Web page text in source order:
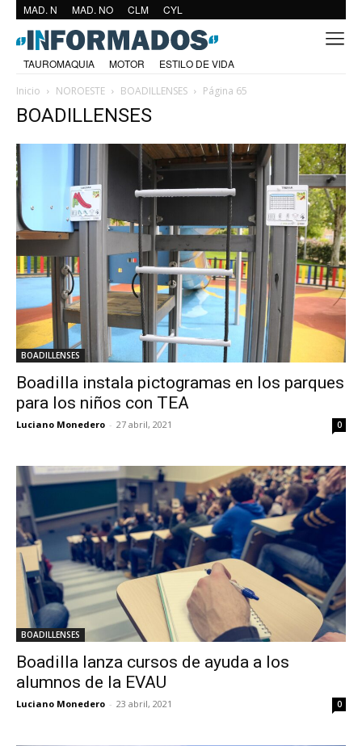
MAD. N MAD. NO CLM CYL
TAUROMAQUIA MOTOR
ESTILO DE VIDA
Inicio
NOROESTE BOADILLENSES Página 65
BOADILLENSES
BOADILLENSES
Boadilla instala pictogramas en los parques
para los niños con TEA
Luciano Monedero - 27 abril, 2021 0
BOADILLENSES
Boadilla lanza cursos de ayuda a los
alumnos de la EVAU
Luciano Monedero - 23 abril, 2021 0